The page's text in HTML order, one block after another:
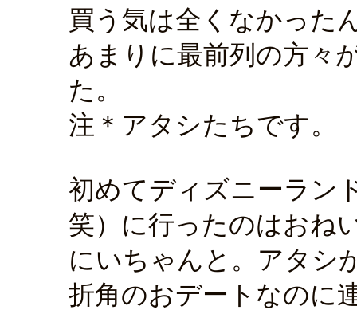
買う気は全くなかった
あまりに最前列の方々
た。
注＊アタシたちです。
初めてディズニーラン
笑）に行ったのはおね
にいちゃんと。アタシ
折角のおデートなのに